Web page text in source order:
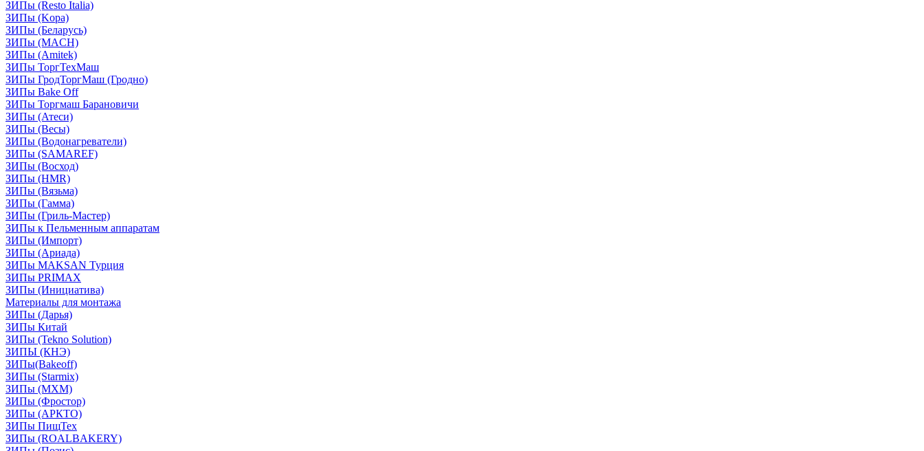
ЗИПы (Resto Italia)
ЗИПы (Kopa)
ЗИПы (Беларусь)
ЗИПы (MACH)
ЗИПы (Amitek)
ЗИПы ТоргТехМаш
ЗИПы ГродТоргМаш (Гродно)
ЗИПы Bake Off
ЗИПы Торгмаш Барановичи
ЗИПы (Атеси)
ЗИПы (Весы)
ЗИПы (Водонагреватели)
ЗИПы (SAMAREF)
ЗИПы (Восход)
ЗИПы (HMR)
ЗИПы (Вязьма)
ЗИПы (Гамма)
ЗИПы (Гриль-Мастер)
ЗИПы к Пельменным аппаратам
ЗИПы (Импорт)
ЗИПы (Ариада)
ЗИПы MAKSAN Турция
ЗИПы PRIMAX
ЗИПы (Инициатива)
Материалы для монтажа
ЗИПы (Дарья)
ЗИПы Китай
ЗИПы (Tekno Solution)
ЗИПЫ (КНЭ)
ЗИПы(Bakeoff)
ЗИПы (Starmix)
ЗИПы (МХМ)
ЗИПы (Фростор)
ЗИПы (АРКТО)
ЗИПы ПищТех
ЗИПы (ROALBAKERY)